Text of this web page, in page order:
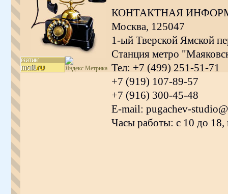
КОНТАКТНАЯ
Москва, 125047
1-ый Тверской Ямской
Станция метро
Тел: +7 (499) 251-51-71
+7 (919) 107-89-57
+7 (916) 300-45-48
E-mail: pugachev-
Часы работы: с 10 до 18,